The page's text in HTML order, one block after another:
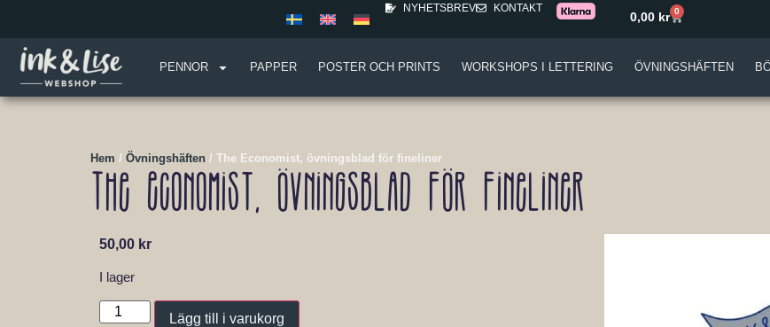
NYHETSBREV KONTAKT
0,00 kr 0
PENNOR PAPPER POSTER OCH PRINTS WORKSHOPS I LETTERING ÖVNINGSHÄFTEN
Hem / Övningshäften / The Economist, övningsblad för fineliner
The Economist, övningsblad för fineliner
50,00 kr
I lager
Lägg till i varukorg